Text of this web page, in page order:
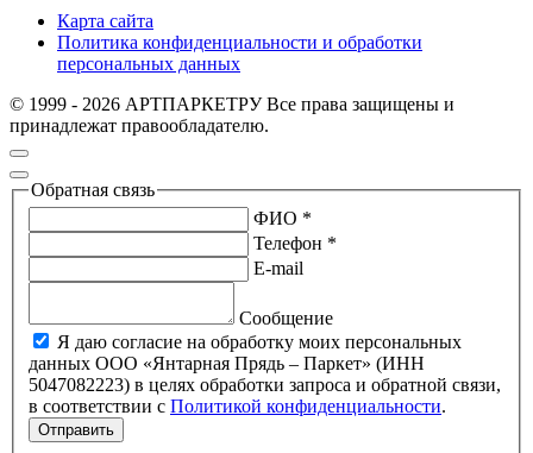
Карта сайта
Политика конфиденциальности и обработки
персональных данных
© 1999 - 2026 АРТПАРКЕТРУ Все права защищены и
принадлежат правообладателю.
Обратная связь
ФИО *
Телефон *
E-mail
Сообщение
Я даю согласие на обработку моих персональных
данных ООО «Янтарная Прядь – Паркет» (ИНН
5047082223) в целях обработки запроса и обратной связи,
в соответствии с Политикой конфиденциальности.
Отправить